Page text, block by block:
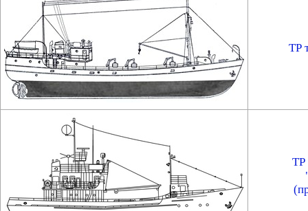
ТР
ТР